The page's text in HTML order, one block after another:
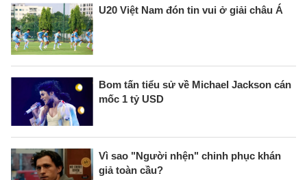
U20 Việt Nam đón tin vui ở giải châu Á
Bom tấn tiểu sử về Michael Jackson cán
mốc 1 tỷ USD
Vì sao "Người nhện" chinh phục khán
giả toàn cầu?